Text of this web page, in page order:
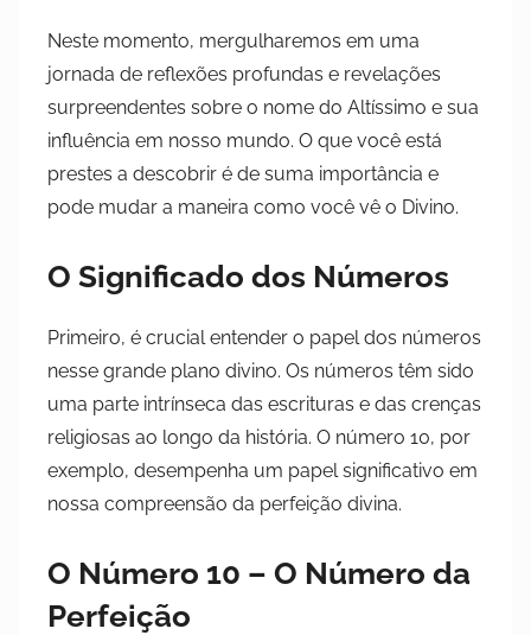
Neste momento, mergulharemos em uma
jornada de reflexões profundas e revelações
surpreendentes sobre o nome do Altíssimo e sua
influência em nosso mundo. O que você está
prestes a descobrir é de suma importância e
pode mudar a maneira como você vê o Divino.
O Significado dos Números
Primeiro, é crucial entender o papel dos números
nesse grande plano divino. Os números têm sido
uma parte intrínseca das escrituras e das crenças
religiosas ao longo da história. O número 10, por
exemplo, desempenha um papel significativo em
nossa compreensão da perfeição divina.
O Número 10 – O Número da
Perfeição